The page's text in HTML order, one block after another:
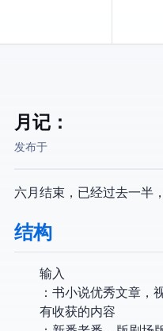
月记：2024-06
发布于
六月结束，2024 已经过去一半
结构
输入
Learning：书/小说/优秀
有收获的内容